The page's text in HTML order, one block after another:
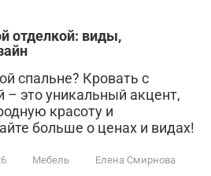
отделкой: виды,
спальне? Кровать с
– это уникальный акцент,
красоту и
больше о ценах и видах!
Мебель Елена Смирнова